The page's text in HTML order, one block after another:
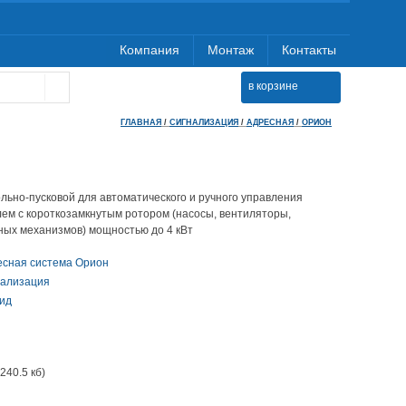
Контакты
Монтаж
Компания
в корзине
ГЛАВНАЯ / СИГНАЛИЗАЦИЯ / АДРЕСНАЯ / ОРИОН
пусковой для автоматического и ручного управления
с короткозамкнутым ротором (насосы, вентиляторы,
механизмов) мощностью до 4 кВт
система Орион
кб)